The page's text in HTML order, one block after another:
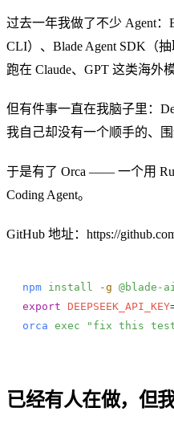
过去一年我做了不少 Agent：
CLI）、 Blade Agent SDK （
跑在 Claude、GPT 这类海外
但有件事一直在我脑子里：
我自己却没有一个顺手的、
于是有了 Orca —— 一个用
Coding Agent。
GitHub 地址： https://
npm install -g @blade-
export DEEPSEEK_API_KEY
orca exec "fix this
已经有人在做，但